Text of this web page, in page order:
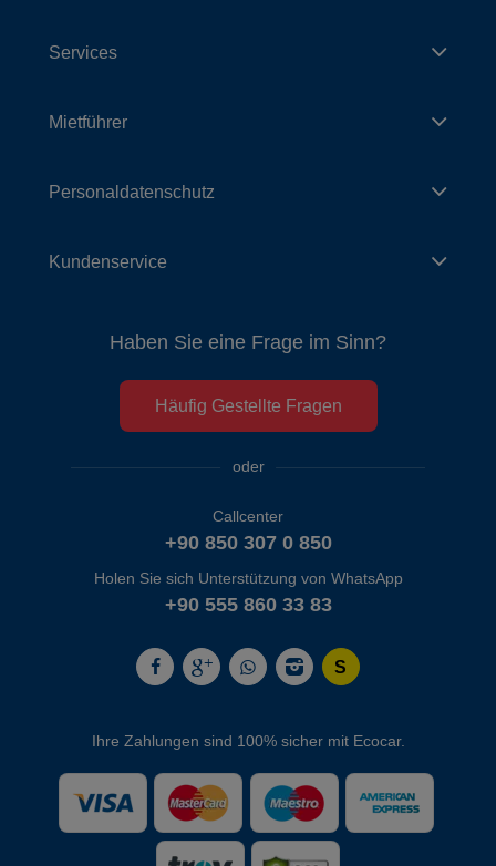
Services
Mietführer
Personaldatenschutz
Kundenservice
Haben Sie eine Frage im Sinn?
Häufig Gestellte Fragen
oder
Callcenter
+90 850 307 0 850
Holen Sie sich Unterstützung von WhatsApp
+90 555 860 33 83
Ihre Zahlungen sind 100% sicher mit Ecocar.